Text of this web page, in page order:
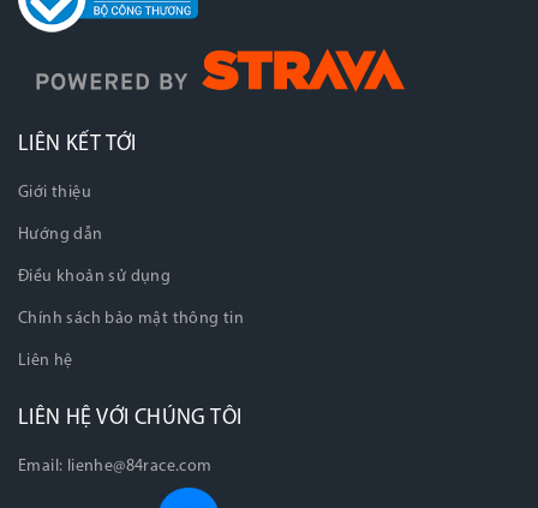
LIÊN KẾT TỚI
Giới thiệu
Hướng dẫn
Điều khoản sử dụng
Chính sách bảo mật thông tin
Liên hệ
LIÊN HỆ VỚI CHÚNG TÔI
Email: lienhe@84race.com